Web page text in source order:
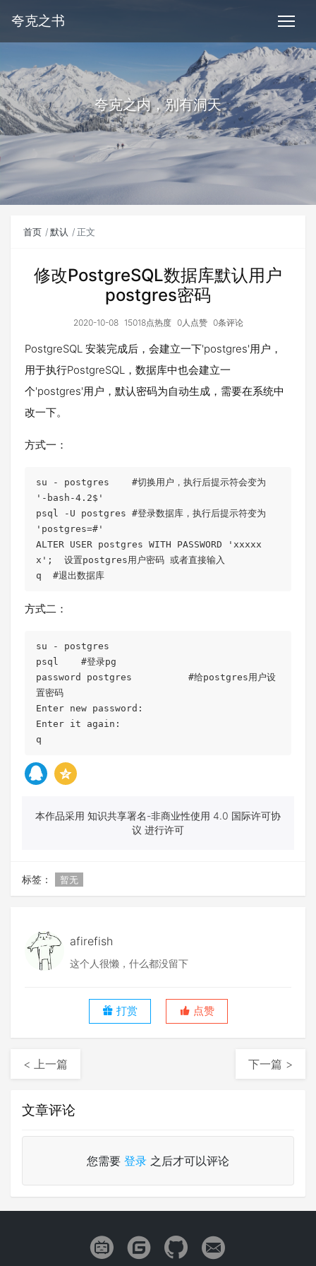
夸克之书
夸克之内，别有洞天
首页 默认 正文
修改PostgreSQL数据库默认用户
postgres密码
2020-10-08 15018点热度 0人点赞 0条评论
PostgreSQL 安装完成后，会建立一下'postgres'用户，
用于执行PostgreSQL，数据库中也会建立一
个'postgres'用户，默认密码为自动生成，需要在系统中
改一下。
方式一：
su - postgres    #切换用户，执行后提示符会变为
'-bash-4.2$'
psql -U postgres #登录数据库，执行后提示符变为
'postgres=#'
ALTER USER postgres WITH PASSWORD 'xxxxx
x';  设置postgres用户密码 或者直接输入
q  #退出数据库
方式二：
su - postgres
psql    #登录pg
password postgres          #给postgres用户设
置密码
Enter new password:
Enter it again:
q
本作品采用 知识共享署名-非商业性使用 4.0 国际许可协
议 进行许可
标签： 暂无
afirefish
这个人很懒，什么都没留下
打赏 点赞
< 上一篇 下一篇 >
文章评论
您需要 登录 之后才可以评论